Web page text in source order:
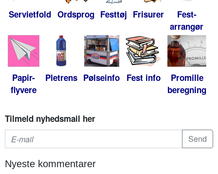
Servietfold Ordsprog Festtøj Frisurer
Fest-
arrangør
Papir-
flyvere
Pletrens Pølseinfo Fest info
Promille
beregning
Tilmeld nyhedsmail her
Nyeste kommentarer